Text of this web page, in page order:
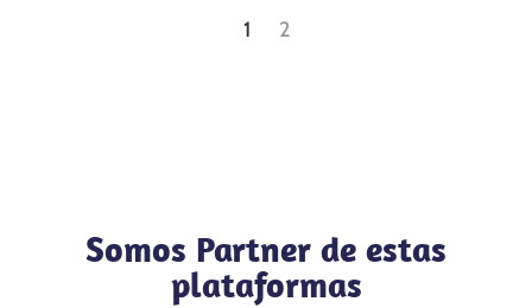
1 2
Somos Partner de estas
plataformas